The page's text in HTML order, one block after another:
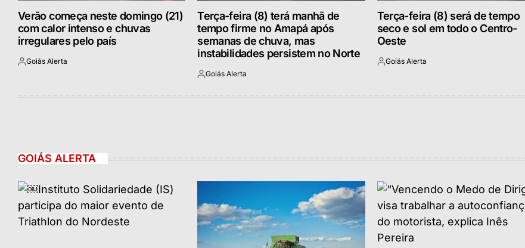
Verão começa neste domingo (21)
com calor intenso e chuvas
irregulares pelo país
Postado
Goiás Alerta
Terça-feira (8) terá manhã de
tempo firme no Amapá após
semanas de chuva, mas
instabilidades persistem no Norte
Postado
Goiás Alerta
Terça-feira (8) será de tempo
seco e sol em todo o Centro-
Oeste
Postado
Goiás Alerta
GOIÁS ALERTA